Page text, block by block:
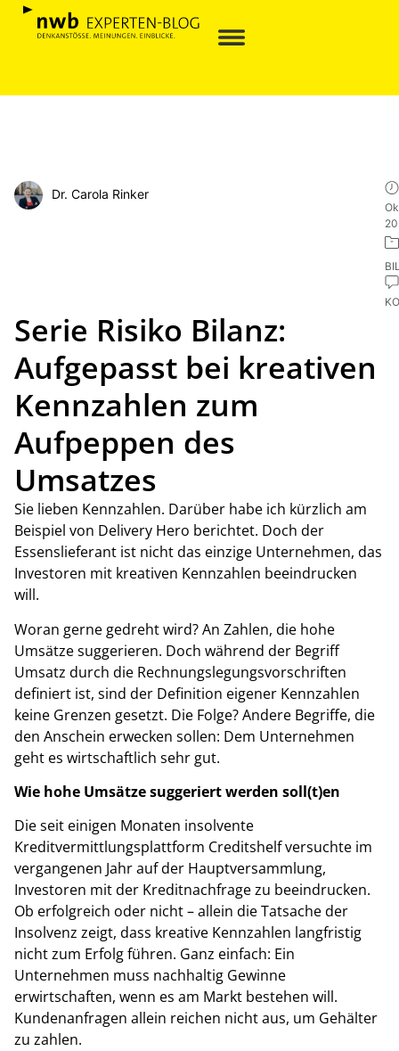
Dr. Carola Rinker
Serie Risiko Bilanz:
Aufgepasst bei kreativen
Kennzahlen zum
Aufpeppen des
Umsatzes
Sie lieben Kennzahlen. Darüber habe ich kürzlich am
Beispiel von Delivery Hero berichtet. Doch der
Essenslieferant ist nicht das einzige Unternehmen, das
Investoren mit kreativen Kennzahlen beeindrucken
will.
Woran gerne gedreht wird? An Zahlen, die hohe
Umsätze suggerieren. Doch während der Begriff
Umsatz durch die Rechnungslegungsvorschriften
definiert ist, sind der Definition eigener Kennzahlen
keine Grenzen gesetzt. Die Folge? Andere Begriffe, die
den Anschein erwecken sollen: Dem Unternehmen
geht es wirtschaftlich sehr gut.
Wie hohe Umsätze suggeriert werden soll(t)en
Die seit einigen Monaten insolvente
Kreditvermittlungsplattform Creditshelf versuchte im
vergangenen Jahr auf der Hauptversammlung,
Investoren mit der Kreditnachfrage zu beeindrucken.
Ob erfolgreich oder nicht – allein die Tatsache der
Insolvenz zeigt, dass kreative Kennzahlen langfristig
nicht zum Erfolg führen. Ganz einfach: Ein
Unternehmen muss nachhaltig Gewinne
erwirtschaften, wenn es am Markt bestehen will.
Kundenanfragen allein reichen nicht aus, um Gehälter
zu zahlen.